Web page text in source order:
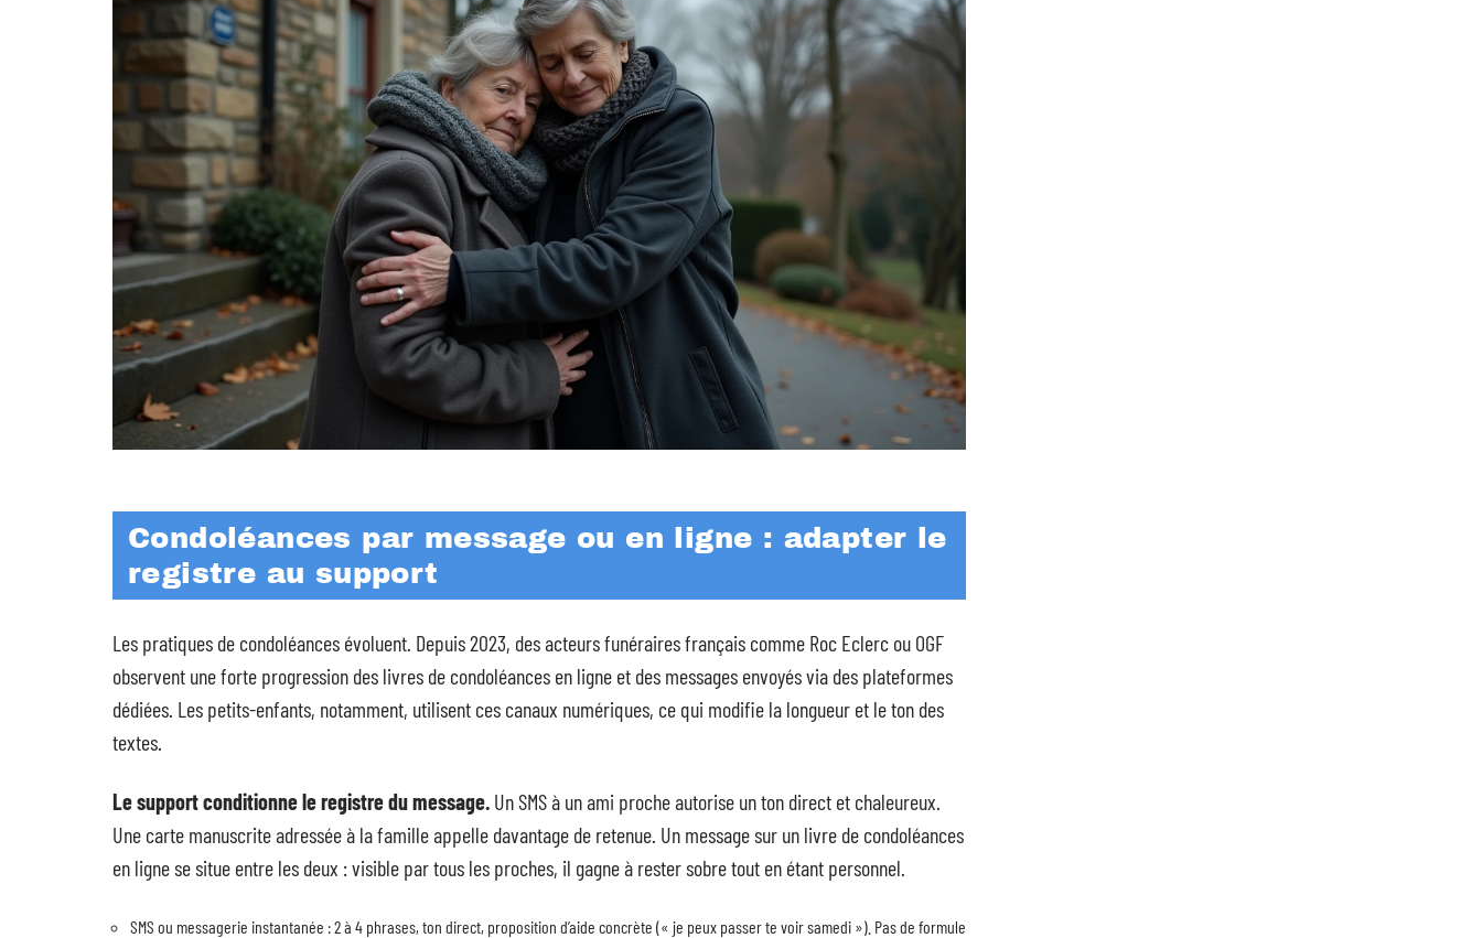
Condoléances par message ou en ligne : adapter le
registre au support
Les pratiques de condoléances évoluent. Depuis 2023, des acteurs funéraires français comme Roc Eclerc ou OGF
observent une forte progression des livres de condoléances en ligne et des messages envoyés via des plateformes
dédiées. Les petits-enfants, notamment, utilisent ces canaux numériques, ce qui modifie la longueur et le ton des
textes.
Le support conditionne le registre du message. Un SMS à un ami proche autorise un ton direct et chaleureux.
Une carte manuscrite adressée à la famille appelle davantage de retenue. Un message sur un livre de condoléances
en ligne se situe entre les deux : visible par tous les proches, il gagne à rester sobre tout en étant personnel.
SMS ou messagerie instantanée : 2 à 4 phrases, ton direct, proposition d’aide concrète (« je peux passer te voir samedi »). Pas de formule